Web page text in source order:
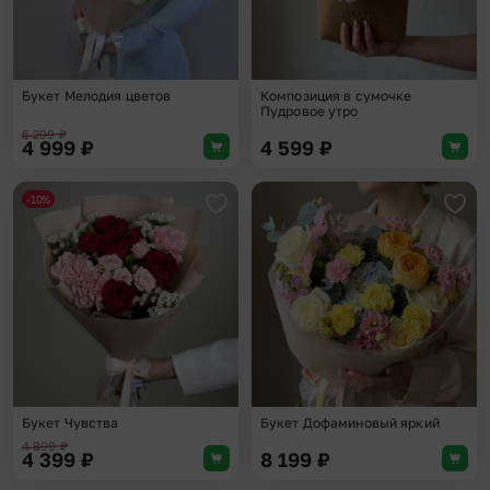
Букет Мелодия цветов
6 299₽
4 999 ₽
Композиция в сумочке
Пудровое утро
4 599 ₽
Добавить в избранное
-10%
Букет Чувства
4 899₽
4 399 ₽
Букет Дофаминовый яркий
8 199 ₽